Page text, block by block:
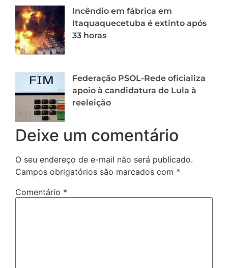
Incêndio em fábrica em
Itaquaquecetuba é extinto após
33 horas
Federação PSOL-Rede oficializa
apoio à candidatura de Lula à
reeleição
Deixe um comentário
O seu endereço de e-mail não será publicado.
Campos obrigatórios são marcados com *
Comentário *